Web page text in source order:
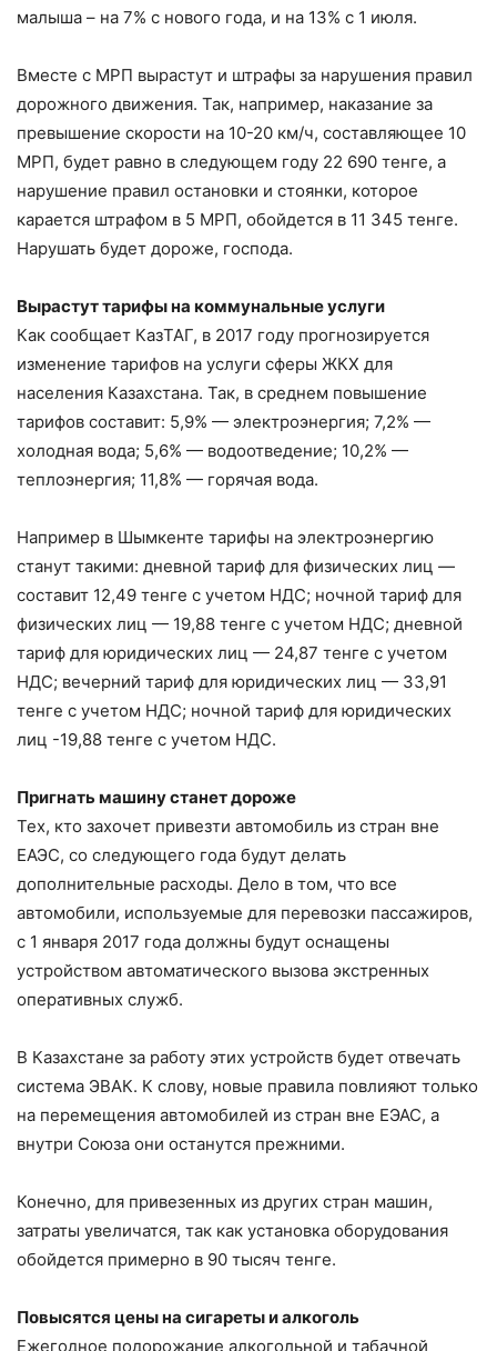
малыша – на 7% с нового года, и на 13% с 1 июля.
Вместе с МРП вырастут и штрафы за нарушения правил
дорожного движения. Так, например, наказание за
превышение скорости на 10-20 км/ч, составляющее 10
МРП, будет равно в следующем году 22 690 тенге, а
нарушение правил остановки и стоянки, которое
карается штрафом в 5 МРП, обойдется в 11 345 тенге.
Нарушать будет дороже, господа.
Вырастут тарифы на коммунальные услуги
Как сообщает КазТАГ, в 2017 году прогнозируется
изменение тарифов на услуги сферы ЖКХ для
населения Казахстана. Так, в среднем повышение
тарифов составит: 5,9% — электроэнергия; 7,2% —
холодная вода; 5,6% — водоотведение; 10,2% —
теплоэнергия; 11,8% — горячая вода.
Например в Шымкенте тарифы на электроэнергию
станут такими: дневной тариф для физических лиц —
составит 12,49 тенге с учетом НДС; ночной тариф для
физических лиц — 19,88 тенге с учетом НДС; дневной
тариф для юридических лиц — 24,87 тенге с учетом
НДС; вечерний тариф для юридических лиц — 33,91
тенге с учетом НДС; ночной тариф для юридических
лиц -19,88 тенге с учетом НДС.
Пригнать машину станет дороже
Тех, кто захочет привезти автомобиль из стран вне
ЕАЭС, со следующего года будут делать
дополнительные расходы. Дело в том, что все
автомобили, используемые для перевозки пассажиров,
с 1 января 2017 года должны будут оснащены
устройством автоматического вызова экстренных
оперативных служб.
В Казахстане за работу этих устройств будет отвечать
система ЭВАК. К слову, новые правила повлияют только
на перемещения автомобилей из стран вне ЕЭАС, а
внутри Союза они останутся прежними.
Конечно, для привезенных из других стран машин,
затраты увеличатся, так как установка оборудования
обойдется примерно в 90 тысяч тенге.
Повысятся цены на сигареты и алкоголь
Ежегодное подорожание алкогольной и табачной